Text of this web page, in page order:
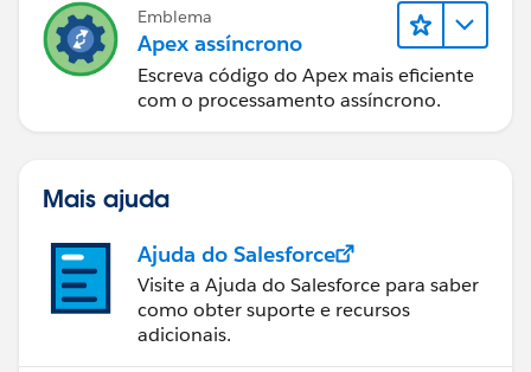
         r.appendEmptyOpportunities();
         r.createRevenueByMonth();
.
Emblema
Apex assíncrono
Escreva código do Apex mais eficiente
com o processamento assíncrono.
Mais ajuda
Ajuda do Salesforce
Visite a Ajuda do Salesforce para saber
como obter suporte e recursos
adicionais.